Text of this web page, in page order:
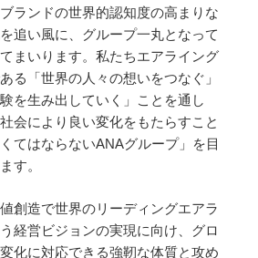
ランドの世界的認知度の高まりな
追い風に、グループ一丸となって
まいります。私たちエアライング
る「世界の人々の想いをつなぐ」
を生み出していく」ことを通し
会により良い変化をもたらすこと
てはならないANAグループ」を目
す。
創造で世界のリーディングエアラ
経営ビジョンの実現に向け、グロ
化に対応できる強靭な体質と攻め